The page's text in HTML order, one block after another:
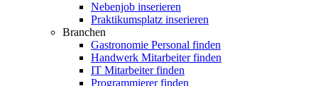
Nebenjob inserieren
Praktikumsplatz inserieren
Branchen
Gastronomie Personal finden
Handwerk Mitarbeiter finden
IT Mitarbeiter finden
Programmierer finden